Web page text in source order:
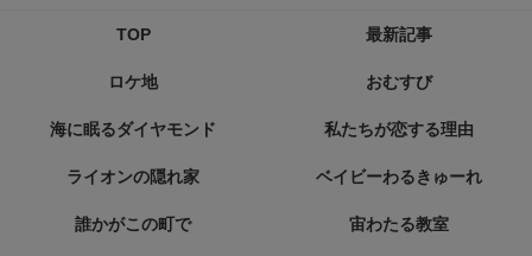
TOP 最新記事
ロケ地 おむすび
海に眠るダイヤモンド 私たちが恋する理由
ライオンの隠れ家 ベイビーわるきゅーれ
誰かがこの町で 宙わたる教室